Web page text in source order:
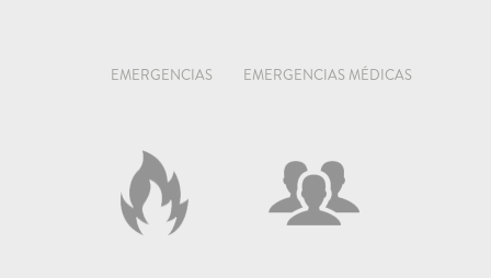
EMERGENCIAS EMERGENCIAS MÉDICAS